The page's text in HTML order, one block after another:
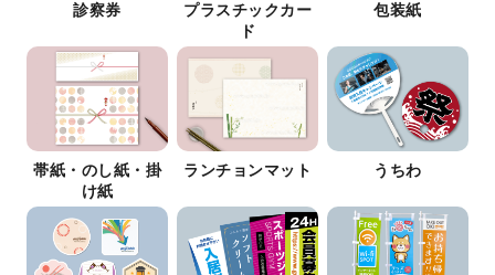
診察券
プラスチックカー
ド
包装紙
帯紙・のし紙・掛
け紙
ランチョンマット うちわ